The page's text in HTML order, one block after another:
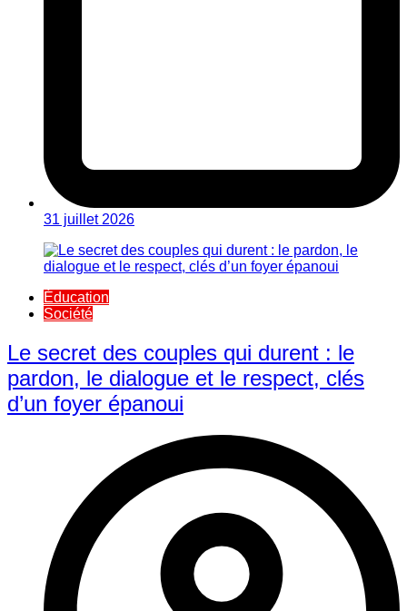
31 juillet 2026
Éducation
Société
Le secret des couples qui durent : le
pardon, le dialogue et le respect, clés
d’un foyer épanoui